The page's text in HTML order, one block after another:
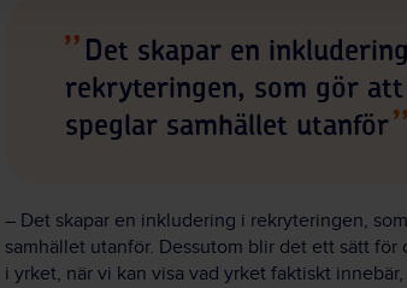
Det skapar en
rekryteringen, som gör
speglar samhället utanför
– Det skapar en inkludering i rekryteringen,
samhället utanför. Dessutom blir det ett sätt för
i yrket, när vi kan visa vad yrket faktiskt